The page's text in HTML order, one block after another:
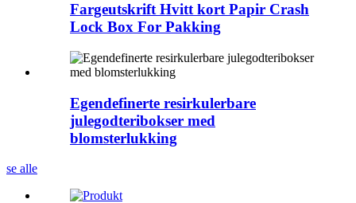
Fargeutskrift Hvitt kort Papir Crash
Lock Box For Pakking
Egendefinerte resirkulerbare
julegodteribokser med
blomsterlukking
se alle